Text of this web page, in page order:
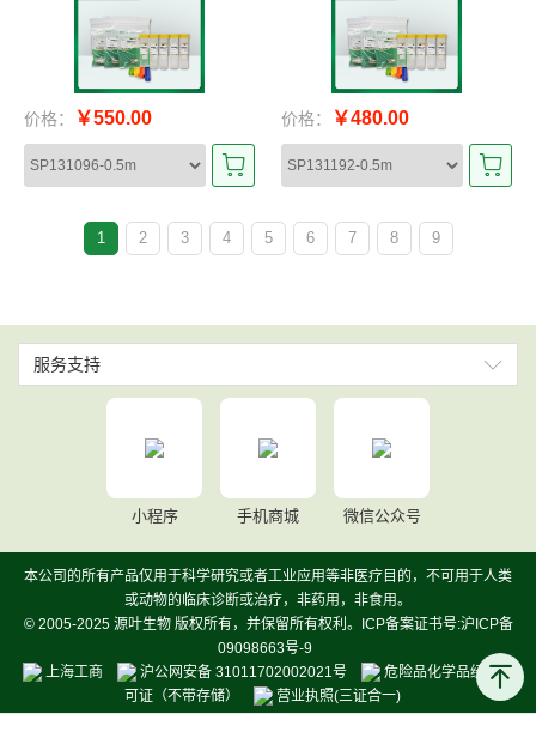
价格： ￥550.00 价格： ￥480.00
1 2 3 4 5 6 7 8 9
服务支持
小程序 手机商城 微信公众号
本公司的所有产品仅用于科学研究或者工业应用等非医疗目的，不可用于人类
或动物的临床诊断或治疗，非药用，非食用。
© 2005-2025 源叶生物 版权所有，并保留所有权利。ICP备案证书号:沪ICP备
09098663号-9
上海工商
沪公网安备 31011702002021号
危险品化学品经营许
可证（不带存储）
营业执照(三证合一)